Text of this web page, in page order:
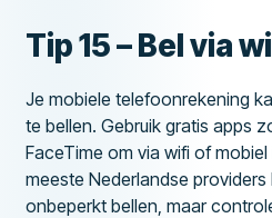
Tip 15 – Bel via
Je mobiele telefoonrekening
te bellen. Gebruik gratis apps
FaceTime om via wifi of
meeste Nederlandse
onbeperkt bellen, maar